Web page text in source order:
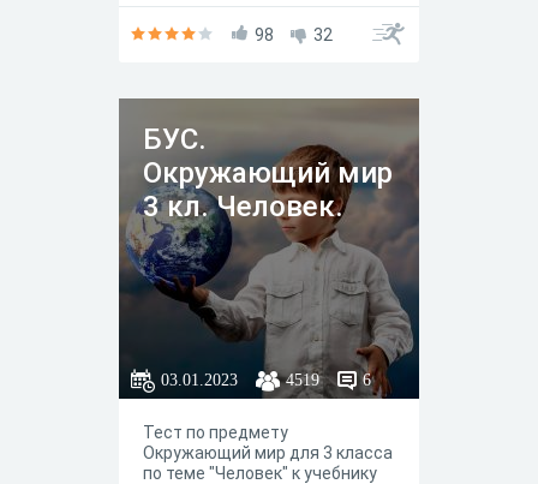
98 32
БУС.
Окружающий мир
3 кл. Человек.
03.01.2023 4519 6
Тест по предмету
Окружающий мир для 3 класса
по теме "Человек" к учебнику